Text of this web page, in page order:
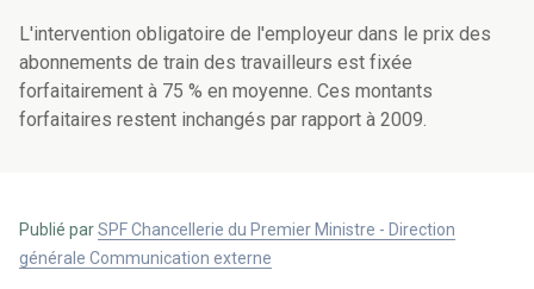
L'intervention obligatoire de l'employeur dans le prix des
abonnements de train des travailleurs est fixée
forfaitairement à 75 % en moyenne. Ces montants
forfaitaires restent inchangés par rapport à 2009.
Publié parSPF Chancellerie du Premier Ministre - Direction
générale Communication externe